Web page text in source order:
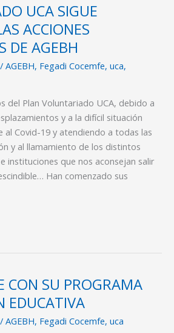
UCA SIGUE
ACCIONES
DE AGEBH
/ AGEBH, Fegadi Cocemfe, uca,
del Plan Voluntariado UCA, debido a
y a la difícil situación
al Covid-19 y atendiendo a todas las
y al llamamiento de los distintos
instituciones que nos aconsejan salir
Han comenzado sus
CON SU PROGRAMA
EDUCATIVA
/ AGEBH, Fegadi Cocemfe, uca